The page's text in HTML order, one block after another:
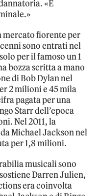
«È
mercato fiorente per
sono entrati nel
per il famoso un 1
bozza scritta a mano
di Bob Dylan nel
2 milioni e 45 mila
pagata per una
Starr dell’epoca
Nel 2011, la
Michael Jackson nel
per 1,8 milioni.
musicali sono
Darren Julien,
era coinvolta